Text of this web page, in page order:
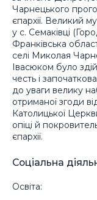
Чарнецького
єпархії. Великий
у с. Семаківці
Франківська
селі Миколая
Івасюком було
честь і
до уваги велику
отриманої згоди
Католицької
опіці й
єпархії.
Соціальна
Освіта: